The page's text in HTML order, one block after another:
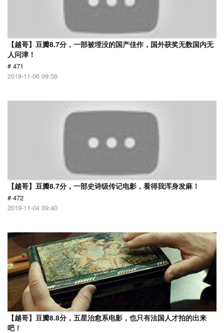
【越哥】豆瓣8.7分，一部被埋没的国产佳作，国外获奖无数国内无
人问津！
# 471
2019-11-06 09:56
【越哥】豆瓣8.7分，一部史诗级传记电影，看得我浑身发麻！
# 472
2019-11-04 09:40
【越哥】豆瓣8.8分，五星治愈系电影，也只有法国人才拍的出来
吧！